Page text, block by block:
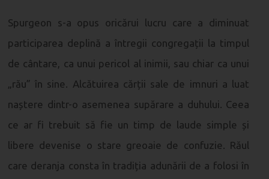
Spurgeon s-a opus oricărui lucru care a diminuat
participarea deplină a întregii congregații la timpul
de cântare, ca unui pericol al inimii, sau chiar ca unui
„rău” în sine. Alcătuirea cărții sale de imnuri a luat
naștere dintr-o asemenea supărare a duhului. Ceea
ce ar fi trebuit să fie un timp de laude simple și
libere devenise o stare greoaie de confuzie. Răul
care deranja consta în tradiția adunării de a folosi în